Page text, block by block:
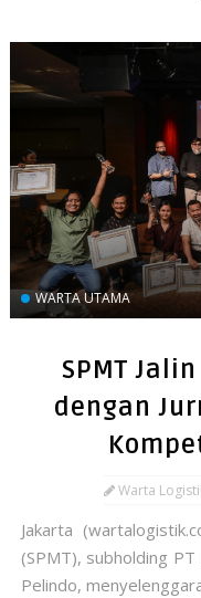
WARTA UTAMA
SPMT
dengan
Warta
Jakarta
(SPMT), subholding
Pelindo,